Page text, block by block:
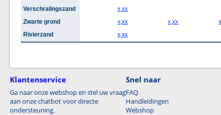
Verschralingszand
x,xx
Zwarte grond
x,xx x,xx
Rivierzand
x,xx
Klantenservice
Ga naar onze webshop en stel uw vraag
aan onze chatbot voor directe
ondersteuning.
Snel naar
FAQ
Handleidingen
Webshop